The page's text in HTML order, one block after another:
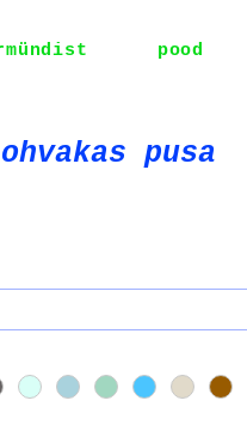
pood
pusa